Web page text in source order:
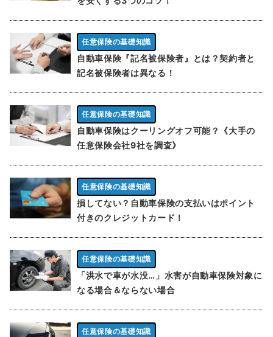
任意保険の基礎知識
自動車保険『記名被保険者』とは？契約者と
記名被保険者は異なる！
任意保険の基礎知識
自動車保険はクーリングオフ可能？《大手の
任意保険会社9社を調査》
任意保険の基礎知識
損してない？自動車保険の支払いはポイント
付きのクレジットカード！
任意保険の基礎知識
「洪水で車が水没…」水害が自動車保険対象に
なる場合＆ならない場合
任意保険の基礎知識